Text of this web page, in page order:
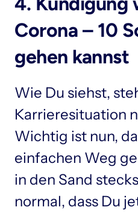
Corona – 10
gehen kannst
Wie Du siehst,
Karrieresituation
Wichtig ist nun,
einfachen Weg
in den Sand
normal, dass Du